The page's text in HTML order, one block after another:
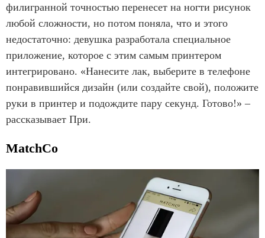
филигранной точностью перенесет на ногти рисунок
любой сложности, но потом поняла, что и этого
недостаточно: девушка разработала специальное
приложение, которое с этим самым принтером
интегрировано. «Нанесите лак, выберите в телефоне
понравившийся дизайн (или создайте свой), положите
руки в принтер и подождите пару секунд. Готово!» –
рассказывает При.
MatchCo